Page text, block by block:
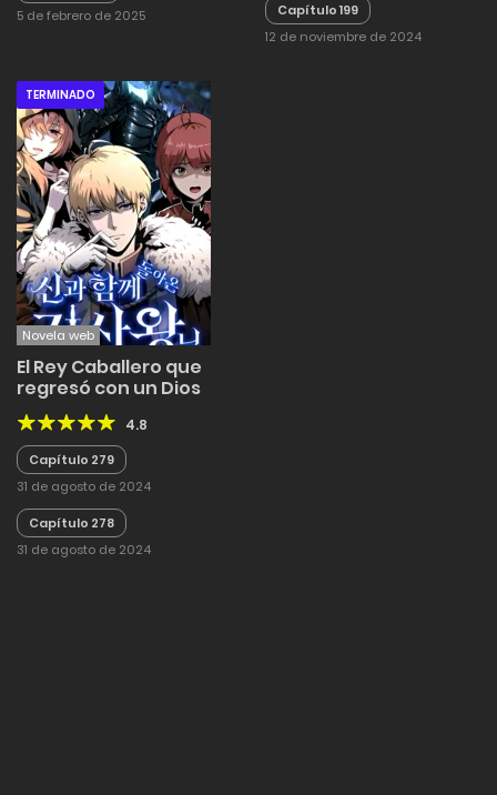
5 de febrero de 2025
Capítulo 199
12 de noviembre de 2024
TERMINADO
Novela web
El Rey Caballero que
regresó con un Dios
4.8
Capítulo 279
31 de agosto de 2024
Capítulo 278
31 de agosto de 2024